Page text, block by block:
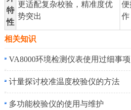
特
性
更适配复杂校验，精准度优
势突出
便
作
相关知识
VA8000环境检测仪表使用过细事项
计量探讨校准温度校验仪的方法
多功能校验仪的使用与维护